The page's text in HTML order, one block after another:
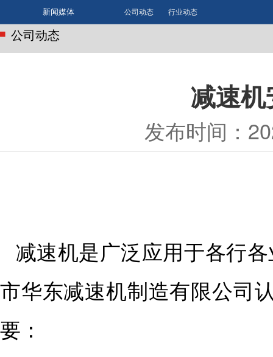
新闻媒体 公司动态 行业动态
公司动态
减速
发布时间：
减速机是广泛应用于各行
市华东减速机制造有限公司
要：